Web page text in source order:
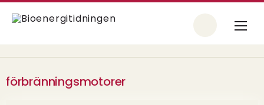
förbränningsmotorer